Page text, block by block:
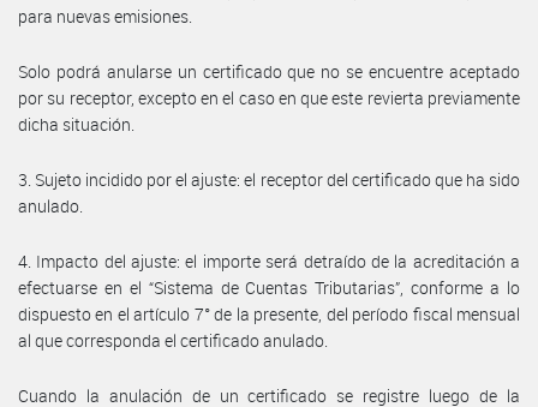
para nuevas emisiones.
Solo podrá anularse un certificado que no se encuentre aceptado
por su receptor, excepto en el caso en que este revierta previamente
dicha situación.
3. Sujeto incidido por el ajuste: el receptor del certificado que ha sido
anulado.
4. Impacto del ajuste: el importe será detraído de la acreditación a
efectuarse en el “Sistema de Cuentas Tributarias”, conforme a lo
dispuesto en el artículo 7° de la presente, del período fiscal mensual
al que corresponda el certificado anulado.
Cuando la anulación de un certificado se registre luego de la